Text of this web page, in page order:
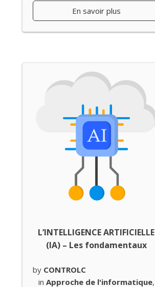
En savoir plus
L’INTELLIGENCE ARTIFICIELLE
(IA) – Les fondamentaux
by CONTROLC
in Approche de l'informatique,